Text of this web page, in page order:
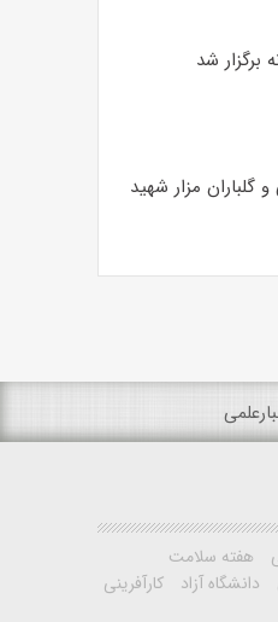
برگزار شد
گلباران مزار شهید
هفته سلامت
دانشگاه آزاد
کارآفرینی